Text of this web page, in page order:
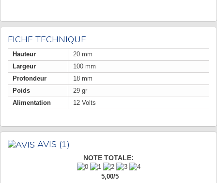
FICHE TECHNIQUE
Hauteur
20 mm
Largeur
100 mm
Profondeur
18 mm
Poids
29 gr
Alimentation
12 Volts
AVIS (1)
NOTE TOTALE:
5,00/5